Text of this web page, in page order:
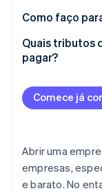
Prós da
Contras da
Como faço
Quais tributos
pagar?
Comece já
Abrir uma
empresas,
e barato. No